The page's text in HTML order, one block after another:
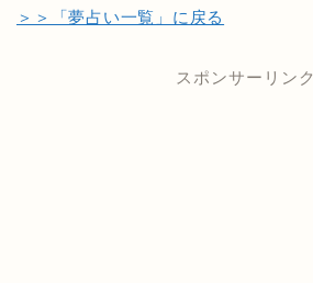
＞＞「夢占い一覧」に戻る
スポンサーリンク